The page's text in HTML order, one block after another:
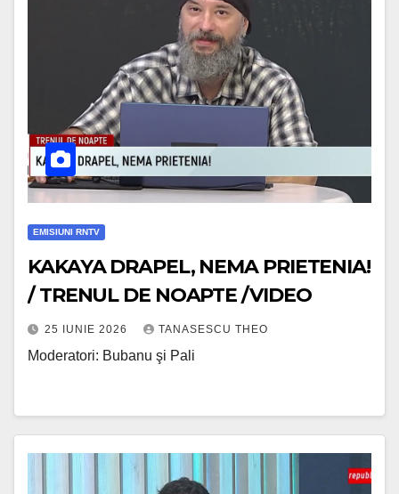
EMISIUNI RNTV
KAKAYA DRAPEL, NEMA PRIETENIA!
/ TRENUL DE NOAPTE /VIDEO
25 IUNIE 2026 TANASESCU THEO
Moderatori: Bubanu şi Pali